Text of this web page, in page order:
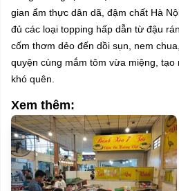
gian ẩm thực dân dã, đậm chất Hà
đủ các loại topping hấp dẫn từ đậu
cốm thơm dẻo đến dồi sụn, nem
quyện cùng mắm tôm vừa miệng,
khó quên.
Xem thêm: